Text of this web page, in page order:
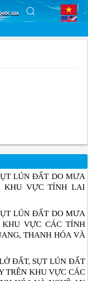
LÚN ĐẤT DO MƯA
KHU VỰC TỈNH LAI
LÚN ĐẤT DO MƯA
KHU VỰC CÁC TỈNH
THANH HÓA VÀ
ĐẤT, SỤT LÚN ĐẤT
TRÊN KHU VỰC CÁC